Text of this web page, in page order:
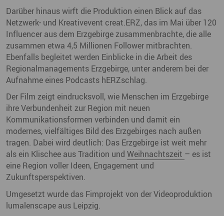
Darüber hinaus wirft die Produktion einen Blick auf das
Netzwerk- und Kreativevent creat.ERZ, das im Mai über 120
Influencer aus dem Erzgebirge zusammenbrachte, die alle
zusammen etwa 4,5 Millionen Follower mitbrachten.
Ebenfalls begleitet werden Einblicke in die Arbeit des
Regionalmanagements Erzgebirge, unter anderem bei der
Aufnahme eines Podcasts hERZschlag.
Der Film zeigt eindrucksvoll, wie Menschen im Erzgebirge
ihre Verbundenheit zur Region mit neuen
Kommunikationsformen verbinden und damit ein
modernes, vielfältiges Bild des Erzgebirges nach außen
tragen. Dabei wird deutlich: Das Erzgebirge ist weit mehr
als ein Klischee aus Tradition und Weihnachtszeit – es ist
eine Region voller Ideen, Engagement und
Zukunftsperspektiven.
Umgesetzt wurde das Fimprojekt von der Videoproduktion
lumalenscape aus Leipzig.